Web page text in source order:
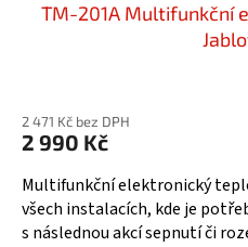
TM-201A Multifunkční
produktu
je
5,0
z
5
2 471 Kč bez DPH
2 990 Kč
Multifunkční elektronický
všech instalacích, kde je
s následnou akcí sepnutí či